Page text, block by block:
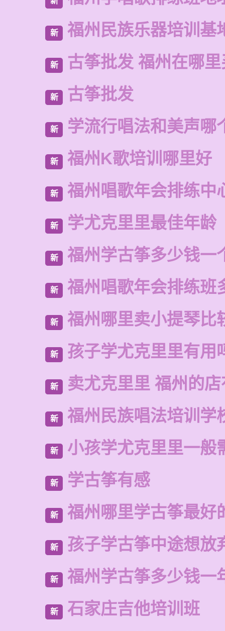
新 福州民族乐器培训基
新 古筝批发 福州在哪
新 古筝批发
新 学流行唱法和美声哪
新 福州K歌培训哪里好
新 福州唱歌年会排练中
新 学尤克里里最佳年龄
新 福州学古筝多少钱一
新 福州唱歌年会排练班
新 福州哪里卖小提琴比
新 孩子学尤克里里有用
新 卖尤克里里 福州的
新 福州民族唱法培训学
新 小孩学尤克里里一般
新 学古筝有感
新 福州哪里学古筝最好
新 孩子学古筝中途想放
新 福州学古筝多少钱一
新 石家庄吉他培训班